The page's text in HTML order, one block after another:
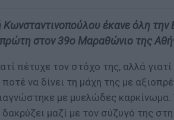
Κωνσταντινοπούλου έκανε όλη την
στον 39ο Μαραθώνιο της
πέτυχε τον στόχο της, αλλά
να δίνει τη μάχη της με
με μυελώδες καρκίνωμα.
μαζί με τον σύζυγό της